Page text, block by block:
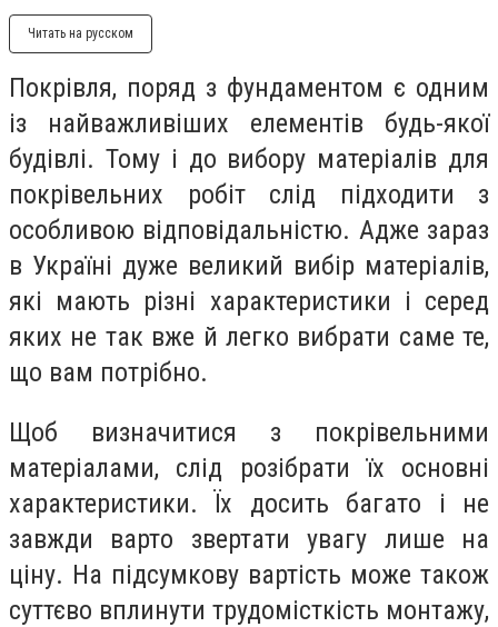
Читать на русском
Покрівля, поряд з фундаментом є одним
із найважливіших елементів будь-якої
будівлі. Тому і до вибору матеріалів для
покрівельних робіт слід підходити з
особливою відповідальністю. Адже зараз
в Україні дуже великий вибір матеріалів,
які мають різні характеристики і серед
яких не так вже й легко вибрати саме те,
що вам потрібно.
Щоб визначитися з покрівельними
матеріалами, слід розібрати їх основні
характеристики. Їх досить багато і не
завжди варто звертати увагу лише на
ціну. На підсумкову вартість може також
суттєво вплинути трудомісткість монтажу,